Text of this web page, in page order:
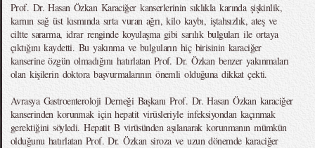
Prof. Dr. Hasan Özkan Karaciğer kanserlerinin sıklıkla karında şişkinlik,
karnın sağ üst kısmında sırta vuran ağrı, kilo kaybı, iştahsızlık, ateş ve
ciltte sararma, idrar renginde koyulaşma gibi sarılık bulguları ile ortaya
çıktığını kaydetti. Bu yakınma ve bulguların hiç birisinin karaciğer
kanserine özgün olmadığını hatırlatan Prof. Dr. Özkan benzer yakınmaları
olan kişilerin doktora başvurmalarının önemli olduğuna dikkat çekti.
Avrasya Gastroenteroloji Derneği Başkanı Prof. Dr. Hasan Özkan karaciğer
kanserinden korunmak için hepatit virüsleriyle infeksiyondan kaçınmak
gerektiğini söyledi. Hepatit B virüsünden aşılanarak korunmanın mümkün
olduğunu hatırlatan Prof. Dr. Özkan siroza ve uzun dönemde karaciğer